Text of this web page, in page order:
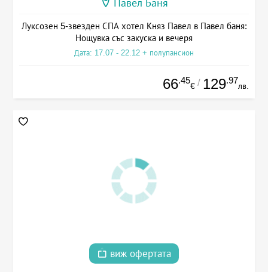
Павел Баня
Луксозен 5-звезден СПА хотел Княз Павел в Павел баня:
Нощувка със закуска и вечеря
Дата: 17.07 - 22.12 + полупансион
66.45
€ / 129.97
лв.
виж офертата